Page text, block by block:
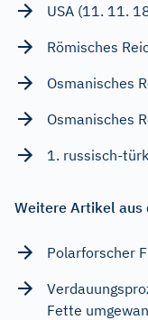
USA (11. 11.
Römisches
Osmanisches
Osmanisches
1. russisch-
Weitere Artikel aus
Polarforscher
Fette